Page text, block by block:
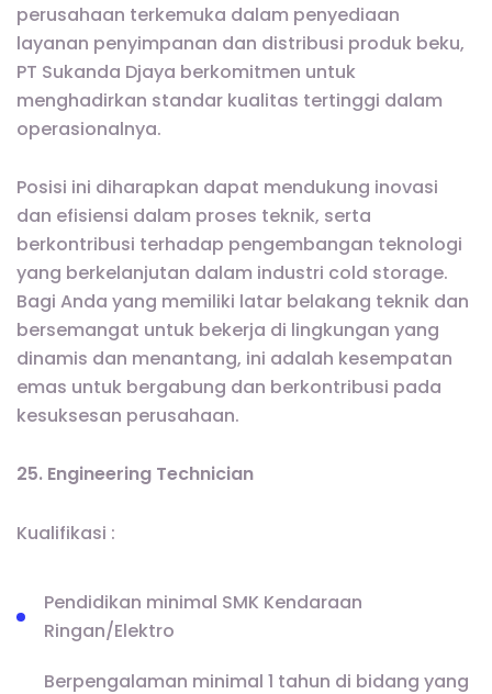
perusahaan terkemuka dalam penyediaan
layanan penyimpanan dan distribusi produk beku,
PT Sukanda Djaya berkomitmen untuk
menghadirkan standar kualitas tertinggi dalam
operasionalnya.
Posisi ini diharapkan dapat mendukung inovasi
dan efisiensi dalam proses teknik, serta
berkontribusi terhadap pengembangan teknologi
yang berkelanjutan dalam industri cold storage.
Bagi Anda yang memiliki latar belakang teknik dan
bersemangat untuk bekerja di lingkungan yang
dinamis dan menantang, ini adalah kesempatan
emas untuk bergabung dan berkontribusi pada
kesuksesan perusahaan.
25. Engineering Technician
Kualifikasi :
Pendidikan minimal SMK Kendaraan
Ringan/Elektro
Berpengalaman minimal 1 tahun di bidang yang